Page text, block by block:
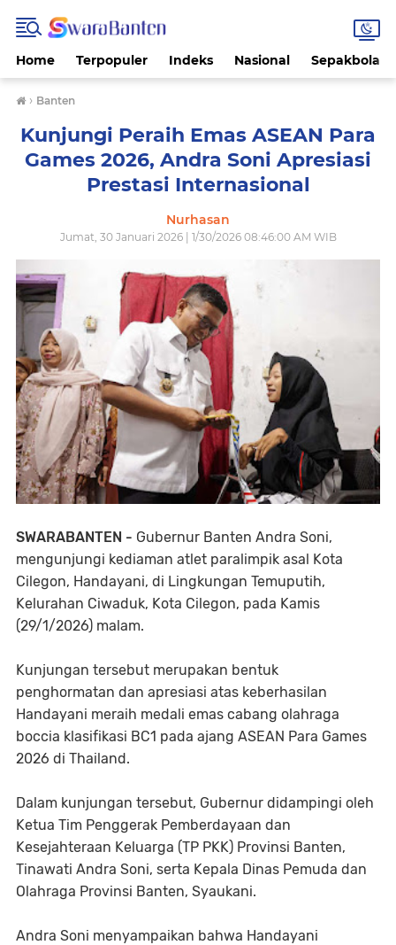
Home Terpopuler Indeks Nasional Sepakbola
› Banten
Kunjungi Peraih Emas ASEAN Para
Games 2026, Andra Soni Apresiasi
Prestasi Internasional
Nurhasan
Jumat, 30 Januari 2026 | 1/30/2026 08:46:00 AM WIB
SWARABANTEN - ​Gubernur Banten Andra Soni,
mengunjungi kediaman atlet paralimpik asal Kota
Cilegon, Handayani, di Lingkungan Temuputih,
Kelurahan Ciwaduk, Kota Cilegon, pada Kamis
(29/1/2026) malam.
Kunjungan tersebut merupakan bentuk
penghormatan dan apresiasi atas keberhasilan
Handayani meraih medali emas cabang olahraga
boccia klasifikasi BC1 pada ajang ASEAN Para Games
2026 di Thailand.
​Dalam kunjungan tersebut, Gubernur didampingi oleh
Ketua Tim Penggerak Pemberdayaan dan
Kesejahteraan Keluarga (TP PKK) Provinsi Banten,
Tinawati Andra Soni, serta Kepala Dinas Pemuda dan
Olahraga Provinsi Banten, Syaukani.
​Andra Soni menyampaikan bahwa Handayani